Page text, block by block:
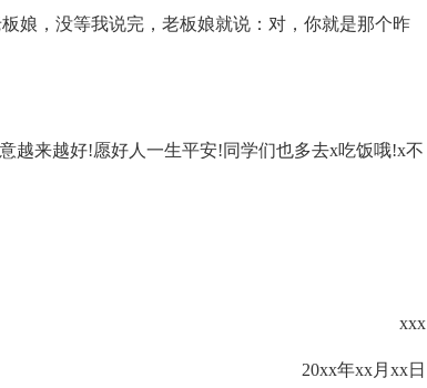
娘，没等我说完，老板娘就说：对，你就是那个昨
越来越好!愿好人一生平安!同学们也多去x吃饭哦!x不
xxx
20xx年xx月xx日